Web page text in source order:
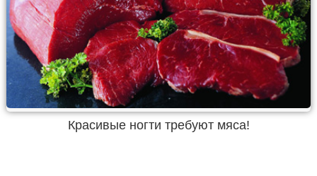
Красивые ногти требуют мяса!